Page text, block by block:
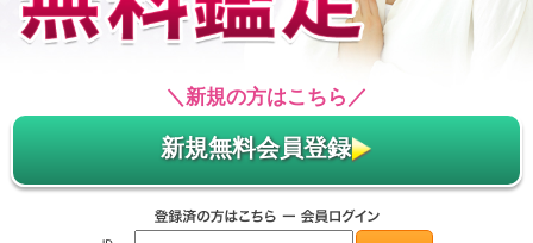
＼新規の方はこちら／
新規無料会員登録